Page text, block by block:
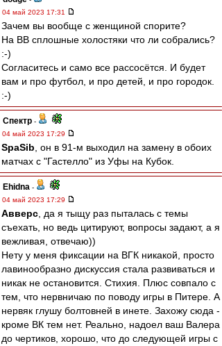
04 май 2023 17:31
Зачем вы вообще с женщиной спорите?
На ВВ сплошные холостяки что ли собрались?
:-)
Согласитесь и само все рассосётся. И будет
вам и про футбол, и про детей, и про городок.
:-)
Спектр -
04 май 2023 17:29
SpaSib , он в 91-м выходил на замену в обоих
матчах с "Гастелло" из Уфы на Кубок.
Ehidna -
04 май 2023 17:29
Авверс , да я тыщу раз пыталась с темы
съехать, но ведь цитируют, вопросы задают, а я
вежливая, отвечаю))
Нету у меня фиксации на ВГК никакой, просто
лавинообразно дискуссия стала развиваться и
никак не остановится. Стихия. Плюс совпало с
тем, что нервничаю по поводу игры в Питере. А
нервяк глушу болтовней в инете. Захожу сюда -
кроме ВК тем нет. Реально, надоел ваш Валера
до чертиков, хорошо, что до следующей игры с